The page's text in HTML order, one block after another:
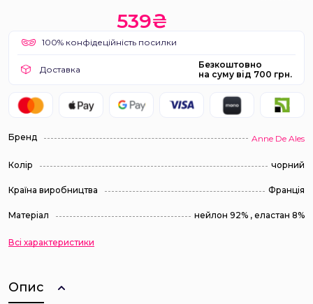
539₴
100% конфідеційність посилки
Доставка
Безкоштовно
на суму від 700 грн.
Бренд Anne De Ales
Колір чорний
Країна виробництва Франція
Матеріал нейлон 92% , еластан 8%
Всі характеристики
Опис